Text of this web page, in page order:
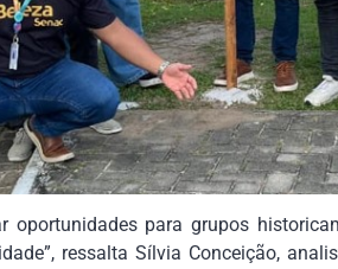
oportunidades para grupos
ressalta Sílvia Conceição,